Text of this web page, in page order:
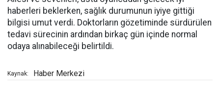
haberleri beklerken, sağlık durumunun iyiye gittiği
bilgisi umut verdi. Doktorların gözetiminde sürdürülen
tedavi sürecinin ardından birkaç gün içinde normal
odaya alınabileceği belirtildi.
Kaynak: Haber Merkezi